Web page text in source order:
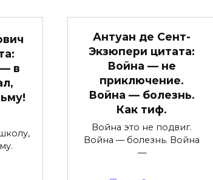
в
Антуан де Сент-
Экзюпери цитата:
Война — не
приключение.
Война — болезнь.
Как тиф.
Война это не подвиг.
Война — болезнь. Война
—